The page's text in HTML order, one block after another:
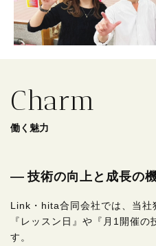
Charm
働く魅力
技術の向上と成長の
Link・hita合同会社では、当社
『レッスン日』や『月1開催
す。